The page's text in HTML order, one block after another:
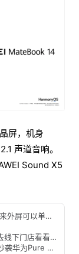
屏，机身
声道音响。
Sound X5
Pura X Max这个产品思路感觉不错，折叠起来外屏可以单手看小说，展开来内屏可以看视频，就不知道后期应用适配怎么样了。等这周末去线下店看看，就是有点贵。
这回颜色挺大胆的，虽然不买华为但还是会去线下门店看看真容
我提前5个月把这条消息发了：iPhone fold抄袭华为Pure X Max。